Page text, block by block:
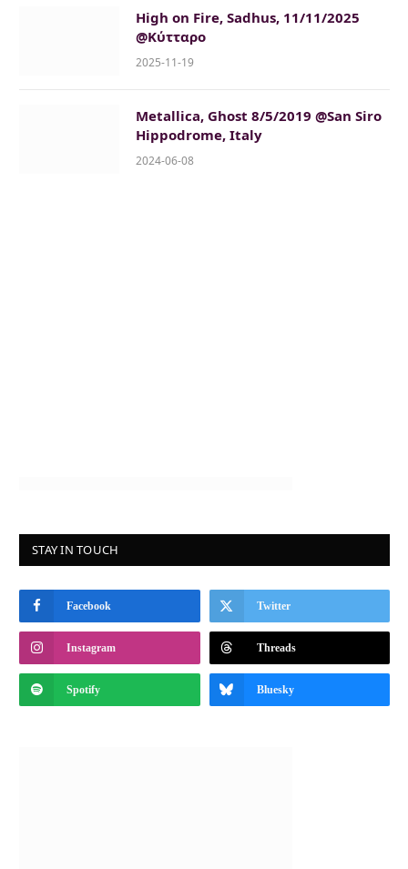
High on Fire, Sadhus, 11/11/2025
@Κύτταρο
2025-11-19
Metallica, Ghost 8/5/2019 @San Siro
Hippodrome, Italy
2024-06-08
STAY IN TOUCH
Facebook Twitter
Instagram Threads
Spotify Bluesky